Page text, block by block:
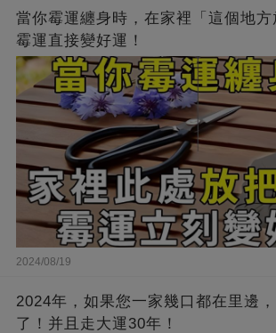
當你霉運纏身時，在家裡「這個地方
霉運直接變好運！
2024/08/19
2024年，如果您一家幾口都在里邊
了！并且走大運30年！